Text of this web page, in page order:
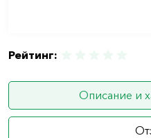
Рейтинг:
Описание и